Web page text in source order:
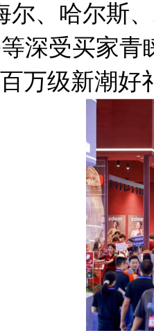
尔、哈尔斯
深受买家
万级新潮